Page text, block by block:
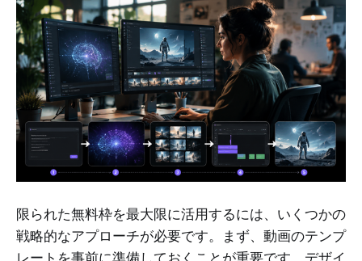
限られた無料枠を最大限に活用するには、いくつかの
戦略的なアプローチが必要です。まず、動画のテンプ